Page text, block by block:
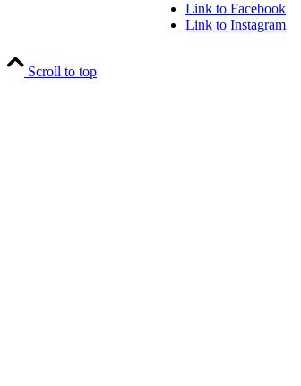
Link to Facebook
Link to Instagram
Scroll to top